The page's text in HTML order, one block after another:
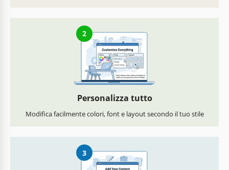
2
Personalizza tutto
Modifica facilmente colori, font e layout secondo il tuo stile
3